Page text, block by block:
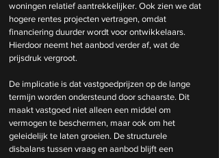
woningen relatief aantrekkelijker. Ook zien we dat
hogere rentes projecten vertragen, omdat
financiering duurder wordt voor ontwikkelaars.
Hierdoor neemt het aanbod verder af, wat de
prijsdruk vergroot.
De implicatie is dat vastgoedprijzen op de lange
termijn worden ondersteund door schaarste. Dit
maakt vastgoed niet alleen een middel om
vermogen te beschermen, maar ook om het
geleidelijk te laten groeien. De structurele
disbalans tussen vraag en aanbod blijft een